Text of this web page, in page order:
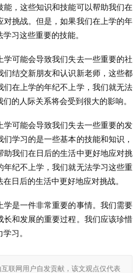
能，这些知识和技能可以帮助我们在
对挑战。但是，如果我们在上学的年
习这些重要的技能。
学可能会导致我们失去一些重要的社
们结交新朋友和认识新老师，这些都
们在上学的年纪不上学，我们就无法
的人际关系将会受到很大的影响。
学可能会导致我们失去一些重要的发
学习的是一些基本的技能和知识，
助我们在日后的生活中更好地应对挑
年纪不上学，我们就无法学习这些重
日后的生活中更好地应对挑战。
学是一件非常重要的事情。我们需要
长和发展的重要过程。我们应该珍惜
习。
联网用户自发贡献，该文观点仅代表